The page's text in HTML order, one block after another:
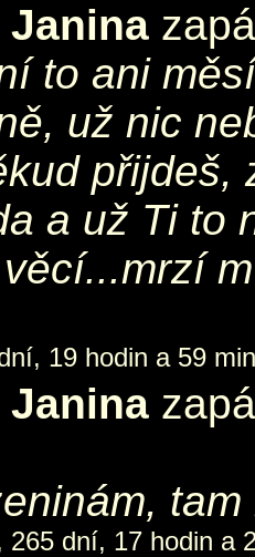
Janina
to ani
už nic
přijdeš,
a už Ti to
19 hodin a 59
Janina
265 dní, 17 hodin a